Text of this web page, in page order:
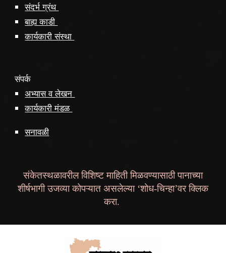
संदर्भ ग्रंथ
बाह्य काडी
कार्यकारी संस्था
संपर्क
अभ्यास व लेखन
कार्यकारी मंडळ
सनावळी
संकेतस्थळावरील विशिष्ट माहिती मिळवण्यासाठी पानाच्या
शीर्षभागी उजव्या कोपऱ्यात असलेल्या ‘शोध-चिन्हा’वर क्लिक
करा.